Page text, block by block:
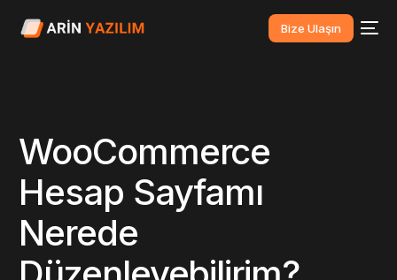
Bize Ulaşın
WooCommerce
Hesap Sayfamı
Nerede